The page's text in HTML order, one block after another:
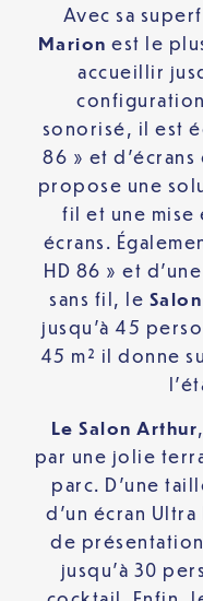
Avec sa
Marion est le
accueillir
sonorisé, il est
86 » et
propose une
fil et une
écrans.
HD 86 » et
sans fil, le
jusqu’à 45
45 m² il donne
Le Salon Arthur
par une jolie
parc. D’une
d’un écran
de
jusqu’à 30